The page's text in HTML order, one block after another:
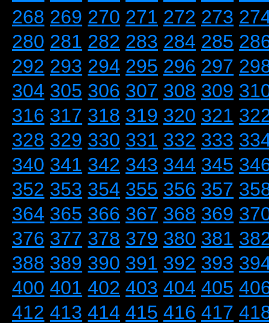
268 269 270 271 272 273
280 281 282 283 284 285
292 293 294 295 296 297
304 305 306 307 308 309
316 317 318 319 320 321
328 329 330 331 332 333
340 341 342 343 344 345
352 353 354 355 356 357
364 365 366 367 368 369
376 377 378 379 380 381
388 389 390 391 392 393
400 401 402 403 404 405
412 413 414 415 416 417